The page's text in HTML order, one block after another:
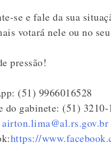
se e fale da sua
votará nele ou no
pressão!
(51) 9966016528
do gabinete: (51) 3210-
airton.lima@al.rs.gov.br
https://